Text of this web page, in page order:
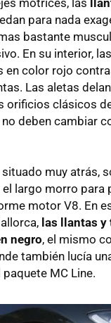
motrices, las
para nada
bastante
En su interior,
en color rojo
Las aletas
orificios clásicos
deben cambiar
situado muy atrás,
largo morro para
motor V8. En
las llantas
negro, el mismo
también lucía
MC Line.